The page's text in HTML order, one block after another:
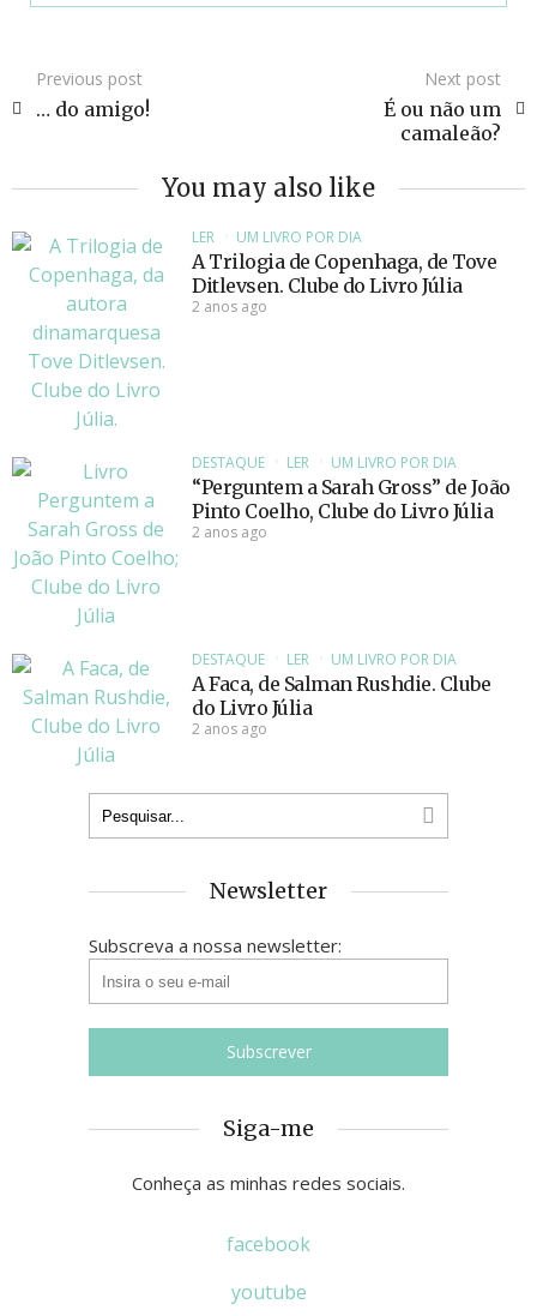
Previous post
… do amigo!
Next post
É ou não um
camaleão?
You may also like
LER UM LIVRO POR DIA
A Trilogia de Copenhaga, de Tove
Ditlevsen. Clube do Livro Júlia
2 anos ago
DESTAQUE LER UM LIVRO POR DIA
“Perguntem a Sarah Gross” de João
Pinto Coelho, Clube do Livro Júlia
2 anos ago
DESTAQUE LER UM LIVRO POR DIA
A Faca, de Salman Rushdie. Clube
do Livro Júlia
2 anos ago
Newsletter
Subscreva a nossa newsletter:
Siga-me
Conheça as minhas redes sociais.
facebook
youtube